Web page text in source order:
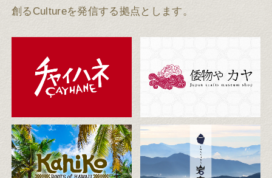
創るCultureを発信する拠点とします。